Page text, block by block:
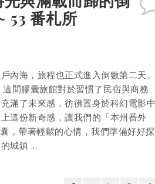
53 番札所
內海，旅程也正式進入倒數第二天。
間膠囊旅館對於習慣了民宿與商務
滿了未來感，彷彿置身於科幻電影中
這份新奇感，讓我們的「本州番外
，帶著輕鬆的心情，我們準備好好探
城鎮 ...